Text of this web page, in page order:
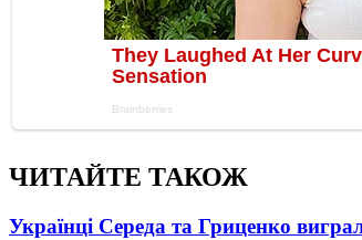
ЧИТАЙТЕ ТАКОЖ
Українці Середа та Гриценко